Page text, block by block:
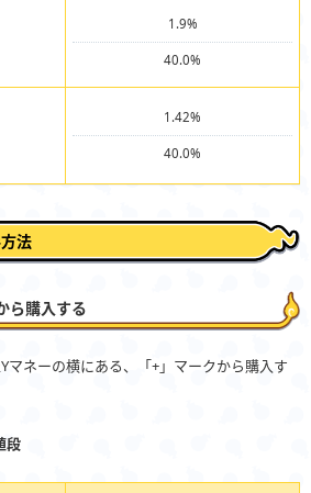
1.9%
40.0%
1.42%
40.0%
法
ら購入する
マネーの横にある、「+」マークから購入す
段